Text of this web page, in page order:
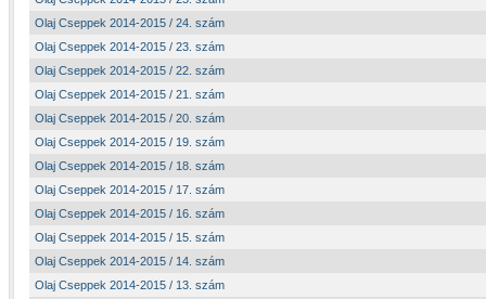
Olaj Cseppek 2014-2015 / 24. szám
Olaj Cseppek 2014-2015 / 23. szám
Olaj Cseppek 2014-2015 / 22. szám
Olaj Cseppek 2014-2015 / 21. szám
Olaj Cseppek 2014-2015 / 20. szám
Olaj Cseppek 2014-2015 / 19. szám
Olaj Cseppek 2014-2015 / 18. szám
Olaj Cseppek 2014-2015 / 17. szám
Olaj Cseppek 2014-2015 / 16. szám
Olaj Cseppek 2014-2015 / 15. szám
Olaj Cseppek 2014-2015 / 14. szám
Olaj Cseppek 2014-2015 / 13. szám